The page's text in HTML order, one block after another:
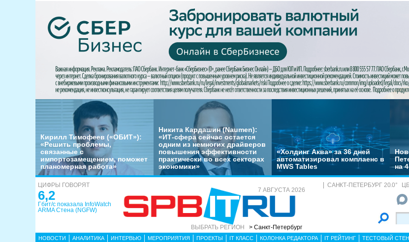
Кирилл Тимофеев («ОБИТ»):
«Решить проблемы,
связанные с
импортозамещением, поможет
планомерная работа»
Никита Кардашин (Naumen):
«ИТ-сфера сейчас остается
одним из немногих драйверов
повышения эффективности
практически во всех секторах
экономики»
«Холдинг Аква» за 36 дней
автоматизировал комплаенс в
MWS Tables
на
ЦИФРЫ ГОВОРЯТ
6,2
Гбит/с показала InfoWatch
ARMA Стена (NGFW)
7 АВГУСТА 2026
ВЫБРАТЬ РЕГИОН > Санкт-Петербург
САНКТ-ПЕТЕРБУРГ 20.0° ЦБ
НОВОСТИ АНАЛИТИКА ИНТЕРВЬЮ МЕРОПРИЯТИЯ ПРОЕКТЫ IT КЛАСС КОЛОНКА РЕДАКТОРА IT РЕЙТИНГ ТЕСТОВЫЙ